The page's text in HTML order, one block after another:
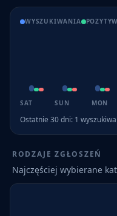
WYSZUKIWANIA
SAT SUN MON
Ostatnie 30 dni: 1
RODZAJE ZGŁOSZEŃ
Najczęściej wybierane